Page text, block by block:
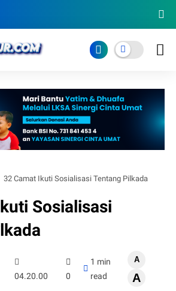
32 Camat Ikuti Sosialisasi Tentang Pilkada
Sosialisasi
04.20.00 0
1 min
read
A
A